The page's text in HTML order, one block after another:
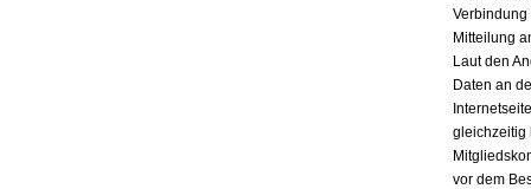
Verbindung
Mitteilung
Laut den
Daten an
gleichzeitig
vor dem